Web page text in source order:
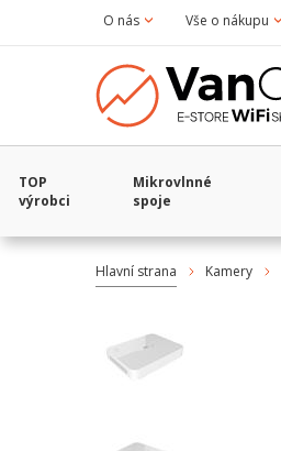
O nás Vše o nákupu
TOP
výrobci
Mikrovlnné
spoje
Hlavní strana Kamery